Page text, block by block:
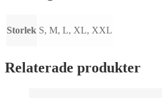
Storlek S, M, L, XL, XXL
Relaterade produkter